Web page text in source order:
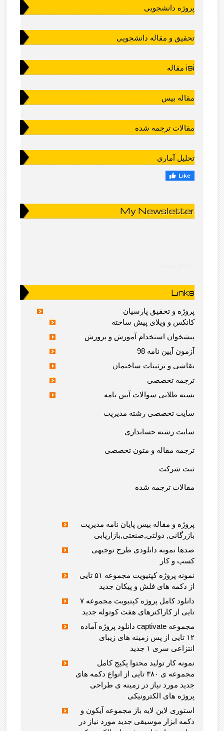
پروژه دانشجویی
تحقیق و مقاله دانشجویی
مقاله isi
مقاله بیس
مقالات ترجمه شده
تحلیل آماری
My Newsletter
Links
پروژه و تحقیق پارسیان
کانکس و ویلای پیش ساخته
پیشخوان استخدام آموزش و پرورش
آزمون آیین نامه 98
نقاشی و تزئینات ساختمان
ترجمه تخصصی
بسته طلایی سوالات آیین نامه
سایت تخصصی رشته مدیریت
سایت رشته حسابداری
ترجمه مقاله و متون تخصصی
ثبت شرکت
مقالات ترجمه شده
پروژه و مقاله بیس پایان نامه مدیریت
بازرگانی, دولتی,صنعتی,بازاریابی
صدها نمونه دانلودی طرح توجیهی
کسب و کار
نمونه پروژه کپتیویت مجموعه ۵۱ تایی
از دکمه های فلش و پیکان جدید
دانلود کامل پروژه کپتیویت مجموعه ۷
تایی از کاراکترهای هفت کوتوله جدید
دانلود پروژه آماده captivate مجموعه
۱۲ تایی از پس زمینه های زیبای
انتزاعی سری ۱ جدید
نمونه کار تولید محتوا پکیج کامل
مجموعه ی ۳۸۰ تایی از انواع دکمه های
جدید مورد نیاز در زمینه ی طراحی
پروژه های الکترونیکی
استوری لاین لایه باز مجموعه آیکون و
دکمه ابزار موسیقی جدید مورد نیاز در